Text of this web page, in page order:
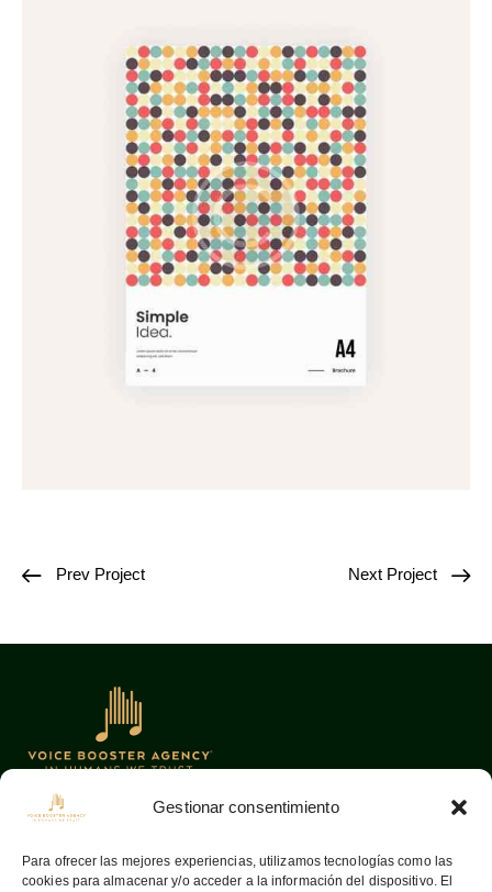
Gestionar consentimiento
Para ofrecer las mejores experiencias, utilizamos tecnologías como las
cookies para almacenar y/o acceder a la información del dispositivo. El
Prev Project Next Project
08036Barcelona — Home